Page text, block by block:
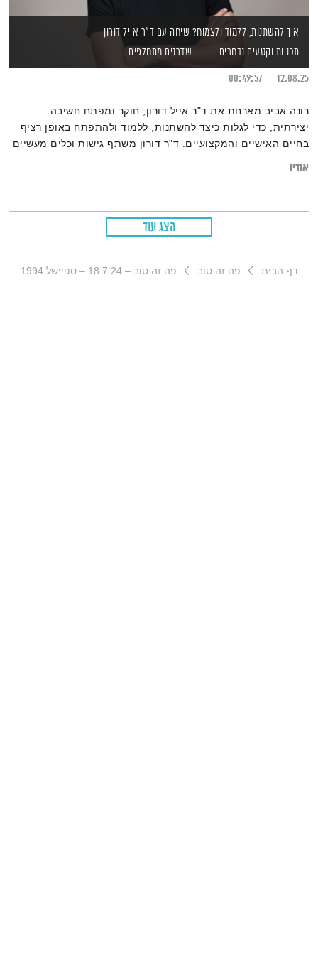
איך להשתנות, ללמוד ולצמוח? שיחה עם ד"ר אייל דורון
תכניות וקטעים נבחרים
שדרנים מתחלפים
12.08.25
00:49:57
רונה אביב מארחת את ד"ר אייל דורון, חוקר ומפתח חשיבה
יצירתית, כדי לגלות כיצד להשתנות, ללמוד ולהתפתח באופן רציף
בחיים האישיים והמקצועיים. ד"ר דורון משתף גישות וכלים מעשיים
אודיו
הצג עוד
דף הבית פה זה טוב פה זה טוב – 18.7.24 – ספיישל 1994